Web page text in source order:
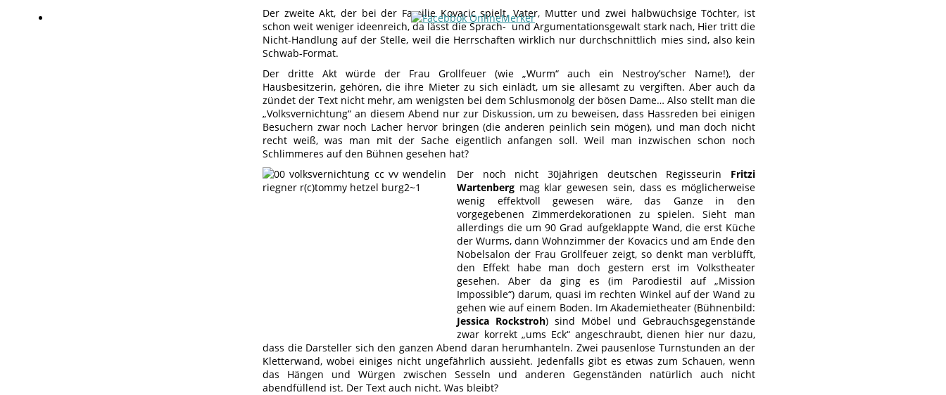
Der zweite Akt, der bei der Familie Kovacic spielt, Vater, Mutter und zwei halbwüchsige Töchter, ist
schon weit weniger ideenreich, da lässt die Sprach- und Argumentationsgewalt stark nach, Hier tritt die
Nicht-Handlung auf der Stelle, weil die Herrschaften wirklich nur durchschnittlich mies sind, also kein
Schwab-Format.
Der dritte Akt würde der Frau Grollfeuer (wie „Wurm“ auch ein Nestroy’scher Name!), der
Hausbesitzerin, gehören, die ihre Mieter zu sich einlädt, um sie allesamt zu vergiften. Aber auch da
zündet der Text nicht mehr, am wenigsten bei dem Schlusmonolg der bösen Dame… Also stellt man die
„Volksvernichtung“ an diesem Abend nur zur Diskussion, um zu beweisen, dass Hassreden bei einigen
Besuchern zwar noch Lacher hervor bringen (die anderen peinlich sein mögen), und man doch nicht
recht weiß, was man mit der Sache eigentlich anfangen soll. Weil man inzwischen schon noch
Schlimmeres auf den Bühnen gesehen hat?
Der noch nicht 30jährigen deutschen Regisseurin Fritzi
Wartenberg mag klar gewesen sein, dass es möglicherweise
wenig effektvoll gewesen wäre, das Ganze in den
vorgegebenen Zimmerdekorationen zu spielen. Sieht man
allerdings die um 90 Grad aufgeklappte Wand, die erst Küche
der Wurms, dann Wohnzimmer der Kovacics und am Ende den
Nobelsalon der Frau Grollfeuer zeigt, so denkt man verblüfft,
den Effekt habe man doch gestern erst im Volkstheater
gesehen. Aber da ging es (im Parodiestil auf „Mission
Impossible“) darum, quasi im rechten Winkel auf der Wand zu
gehen wie auf einem Boden. Im Akademietheater (Bühnenbild:
Jessica Rockstroh) sind Möbel und Gebrauchsgegenstände
zwar korrekt „ums Eck“ angeschraubt, dienen hier nur dazu,
dass die Darsteller sich den ganzen Abend daran herumhanteln. Zwei pausenlose Turnstunden an der
Kletterwand, wobei einiges nicht ungefährlich aussieht. Jedenfalls gibt es etwas zum Schauen, wenn
das Hängen und Würgen zwischen Sesseln und anderen Gegenständen natürlich auch nicht
abendfüllend ist. Der Text auch nicht. Was bleibt?